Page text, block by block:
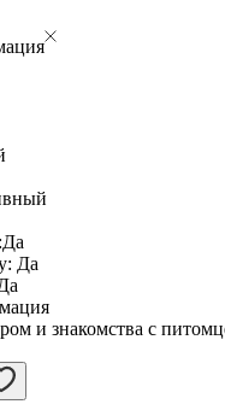
Да
Да
и знакомства с